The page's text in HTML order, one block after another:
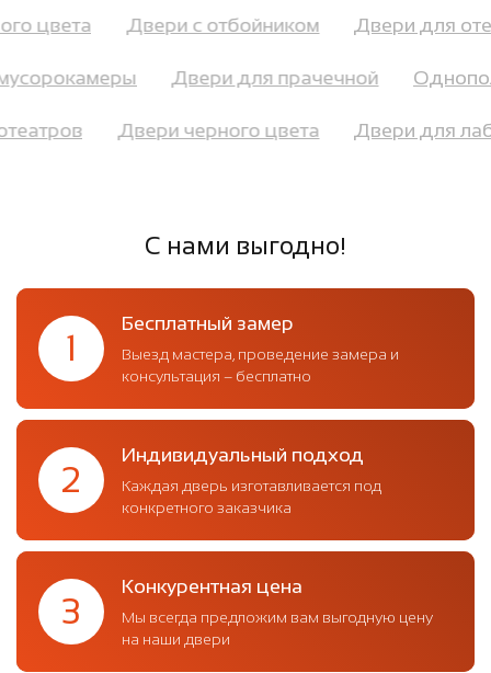
цвета Двери с отбойником Двери для
Двери для прачечной
Двери черного цвета Двери для
С нами выгодно!
1
Бесплатный замер
Выезд мастера, проведение замера и
консультация – бесплатно
2
Индивидуальный подход
Каждая дверь изготавливается под
конкретного заказчика
3
Конкурентная цена
Мы всегда предложим вам выгодную цену
на наши двери